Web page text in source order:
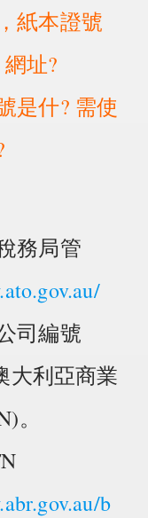
紙本證號
址?
是什? 需使
務局管
司編號
大利亞商業
。
b